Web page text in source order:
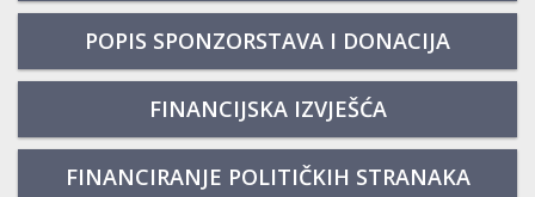
POPIS SPONZORSTAVA I DONACIJA
FINANCIJSKA IZVJEŠĆA
FINANCIRANJE POLITIČKIH STRANAKA